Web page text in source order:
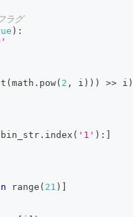
ラグ
) :
(math . pow( 2 , i ) ) ) >> i )
bin_str . index ( '1' ) : ]
range ( 21 ) ]